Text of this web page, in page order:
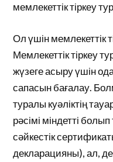
мемлекеттік тіркеу
Ол үшін мемлекеттік
Мемлекеттік тіркеу
жүзеге асыру үшін
сапасын бағалау.
туралы куәліктің
рәсімі міндетті
сәйкестік
декларацияны), ал,